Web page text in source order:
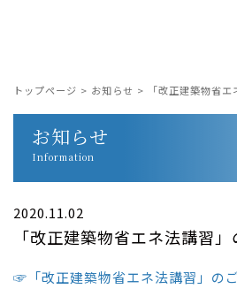
トップページ > お知らせ > 「改正建築物省
お知らせ
Information
2020.11.02
「改正建築物省エネ法講習
☞「改正建築物省エネ法講習」の